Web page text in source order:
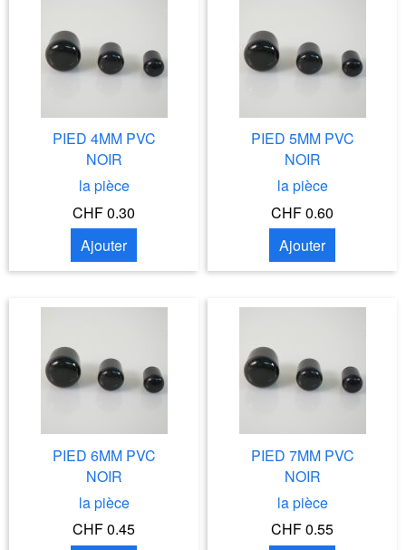
PIED 4MM PVC
NOIR
la pièce
CHF 0.30
Ajouter
PIED 5MM PVC
NOIR
la pièce
CHF 0.60
Ajouter
PIED 6MM PVC
NOIR
la pièce
CHF 0.45
PIED 7MM PVC
NOIR
la pièce
CHF 0.55